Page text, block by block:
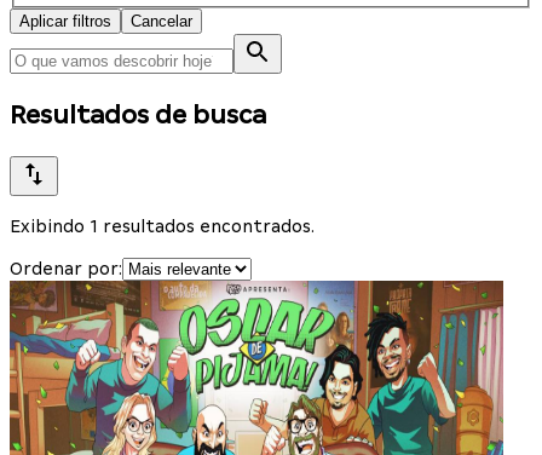
Aplicar filtros Cancelar
Resultados de busca
Exibindo 1 resultados encontrados.
Ordenar por: